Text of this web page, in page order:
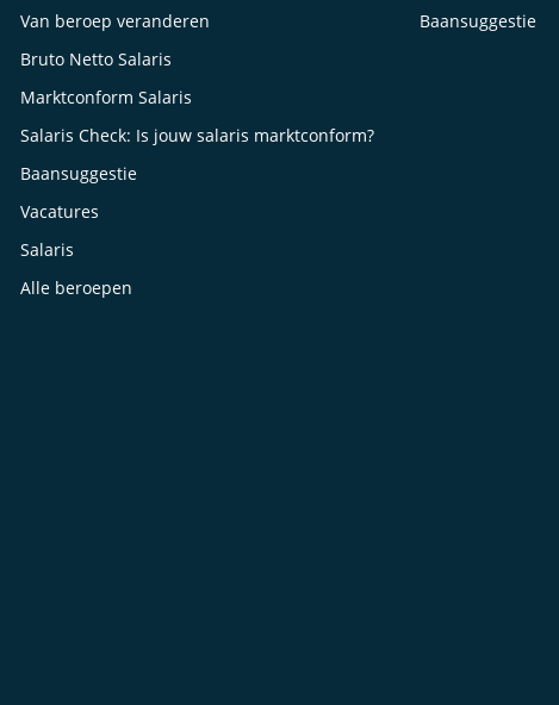
Van beroep veranderen
Bruto Netto Salaris
Marktconform Salaris
Salaris Check: Is jouw salaris marktconform?
Baansuggestie
Vacatures
Salaris
Alle beroepen
Baansuggestie